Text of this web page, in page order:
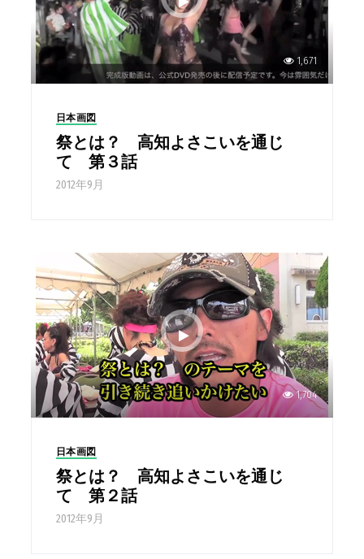
1,671
日本画図
祭とは？ 高知よさこいを通じ
て 第３話
2012年9月
1,704
日本画図
祭とは？ 高知よさこいを通じ
て 第２話
2012年9月